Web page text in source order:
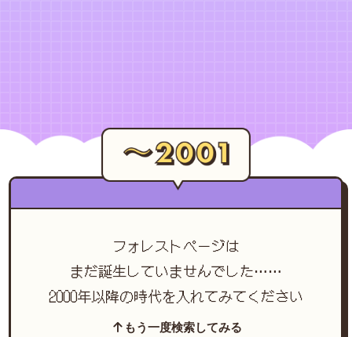
フォレストページは
まだ誕生していませんでした……
2000年以降の時代を入れてみてください
もう一度検索してみる